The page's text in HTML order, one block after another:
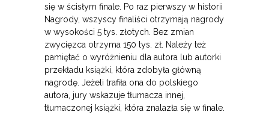
się w ścisłym finale. Po raz pierwszy w historii
Nagrody, wszyscy finaliści otrzymają nagrody
w wysokości 5 tys. złotych. Bez zmian
zwycięzca otrzyma 150 tys. zł. Należy też
pamiętać o wyróżnieniu dla autora lub autorki
przekładu książki, która zdobyła główną
nagrodę. Jeżeli trafiła ona do polskiego
autora, jury wskazuje tłumacza innej,
tłumaczonej książki, która znalazła się w finale.